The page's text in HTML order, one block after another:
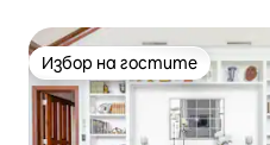
Избор на гостите
Избор на гостите